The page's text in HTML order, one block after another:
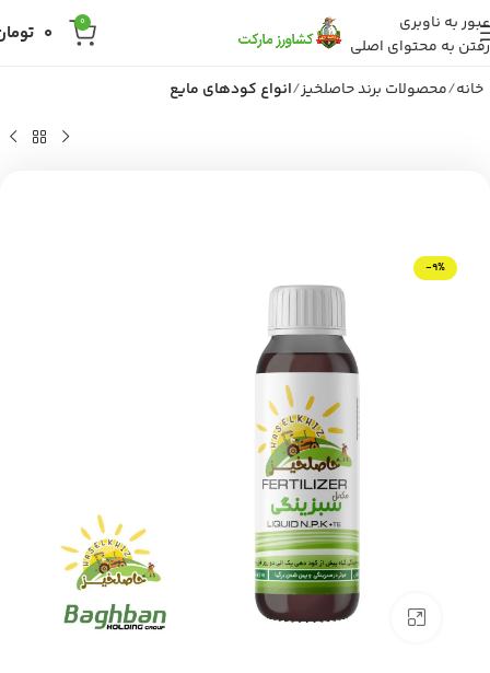
عبور به ناوبری
رفتن به محتوای اصلی
0
0
خانه محصولات برند حاصلخیز انواع کودهای مایع
-9%
بزرگنمایی تصویر